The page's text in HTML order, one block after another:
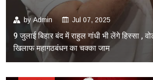
byAdmin Jul 07, 2025
9 जुलाई बिहार बंद में राहुल गांधी भी लेंगे हिस्सा ,
खिलाफ महागठबंधन का चक्का जाम